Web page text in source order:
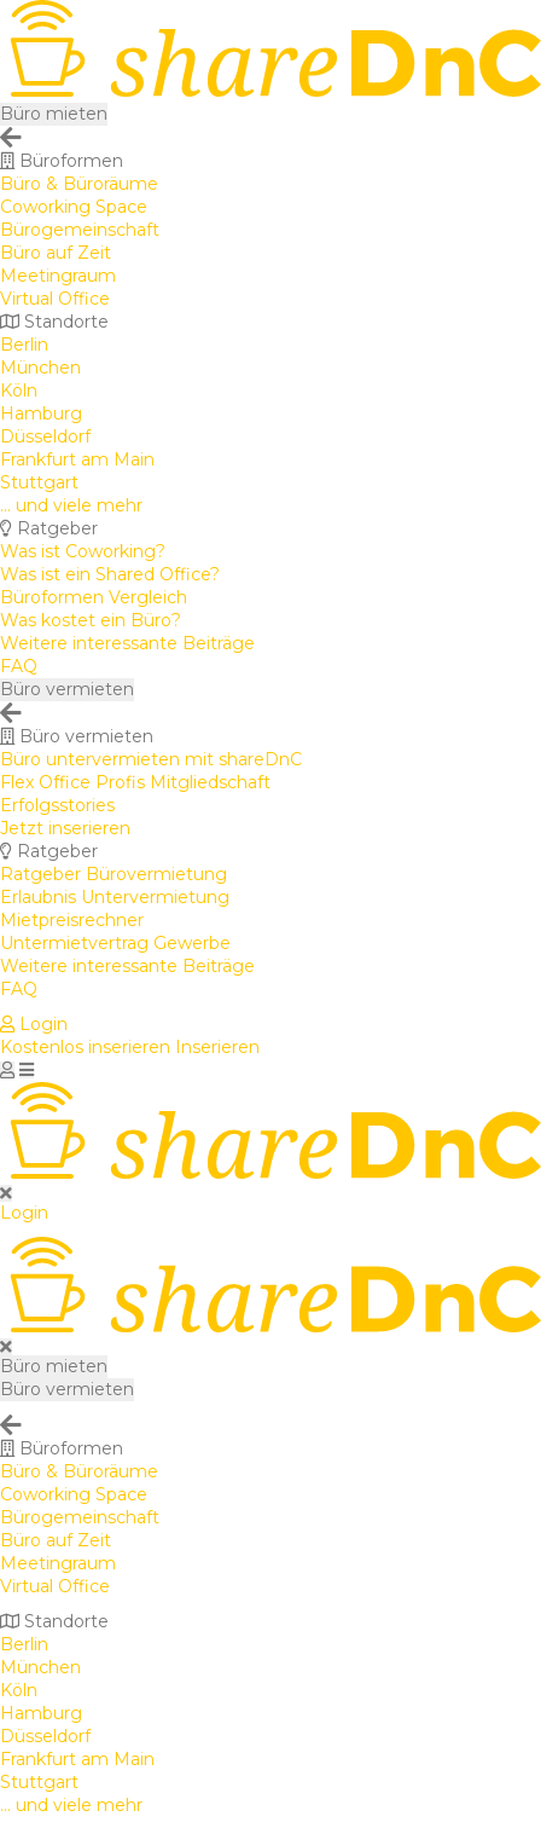
Büro mieten
Büroformen
Büro & Büroräume
Coworking Space
Bürogemeinschaft
Büro auf Zeit
Meetingraum
Virtual Office
Standorte
Berlin
München
Köln
Hamburg
Düsseldorf
Frankfurt am Main
Stuttgart
... und viele mehr
Ratgeber
Was ist Coworking?
Was ist ein Shared Office?
Büroformen Vergleich
Was kostet ein Büro?
Weitere interessante Beiträge
FAQ
Büro vermieten
Büro vermieten
Büro untervermieten mit shareDnC
Flex Office Profis Mitgliedschaft
Erfolgsstories
Jetzt inserieren
Ratgeber
Ratgeber Bürovermietung
Erlaubnis Untervermietung
Mietpreisrechner
Untermietvertrag Gewerbe
Weitere interessante Beiträge
FAQ
Login
Kostenlos inserieren Inserieren
Login
Büro mieten
Büro vermieten
Büroformen
Büro & Büroräume
Coworking Space
Bürogemeinschaft
Büro auf Zeit
Meetingraum
Virtual Office
Standorte
Berlin
München
Köln
Hamburg
Düsseldorf
Frankfurt am Main
Stuttgart
... und viele mehr